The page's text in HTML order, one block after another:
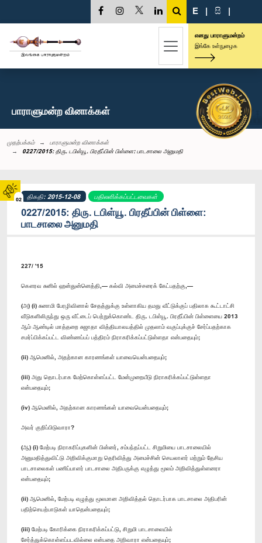
02
E | සි |
எனது பாராளுமன்றம்
இங்கே உள்நுழைக
பாராளுமன்ற வினாக்கள்
முதற்பக்கம்
பாராளுமன்ற வினாக்கள்
0227/2015: திரு. டபிள்யூ. பிரதீப்பின் பிள்ளை: பாடசாலை அனுமதி
திகதி: 2015-12-08 பதிலளிக்கப்பட்டவைகள்
0227/2015: திரு. டபிள்யூ. பிரதீப்பின் பிள்ளை:
பாடசாலை அனுமதி
227/ '15
கௌரவ சுனில் ஹன்துன்னெத்தி,— கல்வி அமைச்சரைக் கேட்பதற்கு,—
(அ) (i) சுனாமி பேரழிவினால் சேதத்துக்கு உள்ளாகிய தமது வீட்டுக்குப் பதிலாக கூட்டாட்சி
வீடுகளிலிருந்து ஒரு வீட்டைப் பெற்றுக்கொண்ட திரு. டபிள்யூ. பிரதீப்பின் பிள்ளையை 2013
ஆம் ஆண்டில் மாத்தறை சுஜாதா வித்தியாலயத்தில் முதலாம் வகுப்புக்குச் சேர்ப்பதற்காக
சமர்ப்பிக்கப்பட்ட விண்ணப்பப் பத்திரம் நிராகரிக்கப்பட்டுள்ளதா என்பதையும்;
(ii) ஆமெனில், அதற்கான காரணங்கள் யாவையென்பதையும்;
(iii) அது தொடர்பாக மேற்கொள்ளப்பட்ட மேன்முறையீடு நிராகரிக்கப்பட்டுள்ளதா
என்பதையும்;
(iv) ஆமெனில், அதற்கான காரணங்கள் யாவையென்பதையும்;
அவர் குறிப்பிடுவாரா?
(ஆ) (i) மேற்படி நிராகரிப்புகளின் பின்னர், சம்பந்தப்பட்ட சிறுமியை பாடசாலையில்
அனுமதித்துவிட்டு அறிவிக்குமாறு தெரிவித்து அமைச்சின் செயலாளர் மற்றும் தேசிய
பாடசாலைகள் பணிப்பாளர் பாடசாலை அதிபருக்கு எழுத்து மூலம் அறிவித்துள்ளனரா
என்பதையும்;
(ii) ஆமெனில், மேற்படி எழுத்து மூலமான அறிவித்தல் தொடர்பாக பாடசாலை அதிபரின்
பதிற்செயற்பாடுகள் யாதென்பதையும்;
(iii) மேற்படி கோரிக்கை நிராகரிக்கப்பட்டு, சிறுமி பாடசாலையில்
சேர்த்துக்கொள்ளப்படவில்லை என்பதை அறிவாரா என்பதையும்;